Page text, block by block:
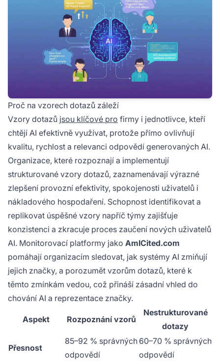
Proč na vzorech dotazů záleží
Vzory dotazů jsou klíčové pro firmy i jednotlivce, kteří
chtějí AI efektivně využívat, protože přímo ovlivňují
kvalitu, rychlost a relevanci odpovědí generovaných AI.
Organizace, které rozpoznají a implementují
strukturované vzory dotazů, zaznamenávají výrazné
zlepšení provozní efektivity, spokojenosti uživatelů i
nákladového hospodaření. Schopnost identifikovat a
replikovat úspěšné vzory napříč týmy zajišťuje
konzistenci a zkracuje proces zaučení nových uživatelů
AI. Monitorovací platformy jako AmICited.com
pomáhají organizacím sledovat, jak systémy AI zmiňují
jejich značky, a porozumět vzorům dotazů, které k
těmto zmínkám vedou, což přináší zásadní vhled do
chování AI a reprezentace značky.
Aspekt Rozpoznání vzorů
Nestrukturované
dotazy
Přesnost
85–92 % správných
odpovědí
60–70 % správných
odpovědí